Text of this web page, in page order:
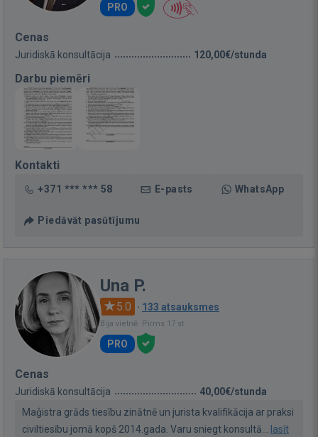
PRO
Cenas
Juridiskā konsultācija 120,00€/stunda
Darbu piemēri
Kontakti
+371 *** *** 58 E-pasts WhatsApp
Piedāvāt pasūtījumu
Una P.
5.0 · 133 atsauksmes
Bija vietnē: Pirms 17 st.
PRO
Cenas
Juridiskā konsultācija
40,00€/stunda
Maģistra grāds tiesību zinātnē un jurista kvalifikācija ar praksi
civiltiesību jomā kopš 2014.gada. Varu sniegt konsultā... lasīt